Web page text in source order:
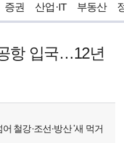
증권 산업·IT 부동산
항 입국…12년
철강·조선·방산 '새 먹거